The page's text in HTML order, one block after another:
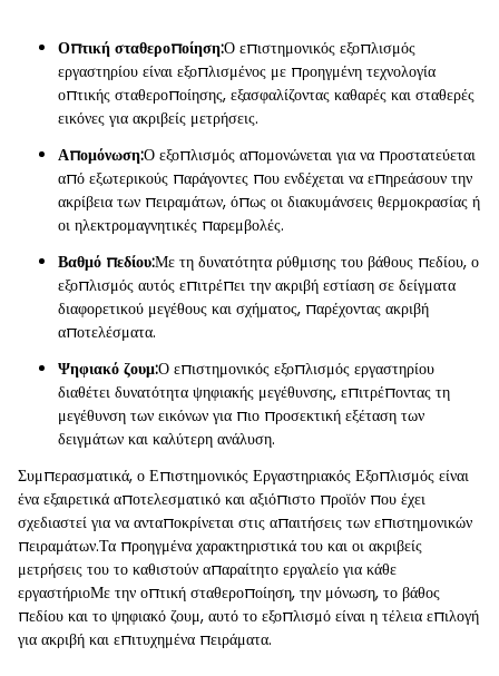
Οπτική σταθεροποίηση:Ο επιστημονικός εξοπλισμός
εργαστηρίου είναι εξοπλισμένος με προηγμένη τεχνολογία
οπτικής σταθεροποίησης, εξασφαλίζοντας καθαρές και σταθερές
εικόνες για ακριβείς μετρήσεις.
Απομόνωση:Ο εξοπλισμός απομονώνεται για να προστατεύεται
από εξωτερικούς παράγοντες που ενδέχεται να επηρεάσουν την
ακρίβεια των πειραμάτων, όπως οι διακυμάνσεις θερμοκρασίας ή
οι ηλεκτρομαγνητικές παρεμβολές.
Βαθμό πεδίου:Με τη δυνατότητα ρύθμισης του βάθους πεδίου, ο
εξοπλισμός αυτός επιτρέπει την ακριβή εστίαση σε δείγματα
διαφορετικού μεγέθους και σχήματος, παρέχοντας ακριβή
αποτελέσματα.
Ψηφιακό ζουμ:Ο επιστημονικός εξοπλισμός εργαστηρίου
διαθέτει δυνατότητα ψηφιακής μεγέθυνσης, επιτρέποντας τη
μεγέθυνση των εικόνων για πιο προσεκτική εξέταση των
δειγμάτων και καλύτερη ανάλυση.
Συμπερασματικά, ο Επιστημονικός Εργαστηριακός Εξοπλισμός είναι
ένα εξαιρετικά αποτελεσματικό και αξιόπιστο προϊόν που έχει
σχεδιαστεί για να ανταποκρίνεται στις απαιτήσεις των επιστημονικών
πειραμάτων.Τα προηγμένα χαρακτηριστικά του και οι ακριβείς
μετρήσεις του το καθιστούν απαραίτητο εργαλείο για κάθε
εργαστήριοΜε την οπτική σταθεροποίηση, την μόνωση, το βάθος
πεδίου και το ψηφιακό ζουμ, αυτό το εξοπλισμό είναι η τέλεια επιλογή
για ακριβή και επιτυχημένα πειράματα.